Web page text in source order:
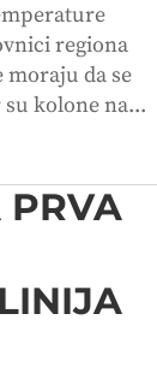
regiona
da se
kolone na...
PRVA